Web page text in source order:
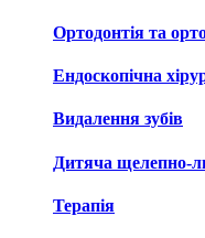
Ортодонтія та
Ендоскопічна
Видалення зубів
Дитяча щелепно-
Терапія